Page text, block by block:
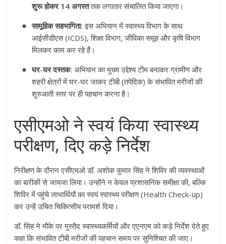
शुरू होकर 14 अगस्ततक लगातार संचालित किया जाएगा।
सामूहिक सहभागिता: इस अभियान में स्वास्थ्य विभाग के साथ
आईसीडीएस (ICDS), शिक्षा विभाग, जीविका समूह और कृषि विभाग
मिलकर काम कर रहे हैं।
घर-घर दस्तक: अभियान का मुख्य उद्देश्य टीम बनाकर ग्रामीण और
शहरी क्षेत्रों में घर-घर जाकर टीबी (तपेदिक) के संभावित मरीजों की
शुरुआती स्तर पर ही पहचान करना है।
एसीएमओ ने स्वयं किया स्वास्थ्य
परीक्षण, दिए कड़े निर्देश
निरीक्षण के दौरान एसीएमओ डॉ. अशोक कुमार सिंह ने शिविर की व्यवस्थाओं
का बारीकी से जायजा लिया। उन्होंने न केवल प्रशासनिक समीक्षा की, बल्कि
शिविर में पहुंचे लाभार्थियों का स्वयं स्वास्थ्य परीक्षण (Health Check-up)
कर उन्हें उचित चिकित्सीय परामर्श दिया।
डॉ. सिंह ने मौके पर मुस्तैद स्वास्थ्यकर्मियों और एएनएम को कड़े निर्देश देते हुए
कहा कि संभावित टीबी मरीजों की पहचान समय पर सुनिश्चित की जाए।